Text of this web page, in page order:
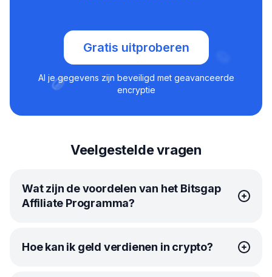
Gratis uitproberen
Al je gegevens zijn beveiligd met geavanceerde
encryptie
Veelgestelde vragen
Wat zijn de voordelen van het Bitsgap
Affiliate Programma?
Bitsgap’s affiliateprogramma
is je ticket naar extra winst
in crypto. Het is eenvoudig. Deel je unieke affiliate link
Hoe kan ik geld verdienen in crypto?